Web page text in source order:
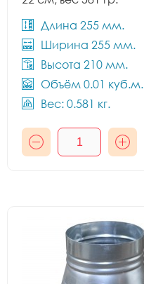
Длина 255 мм.
Ширина 255 мм.
Высота 210 мм.
Объём 0.01 куб.м.
Вес: 0.581 кг.